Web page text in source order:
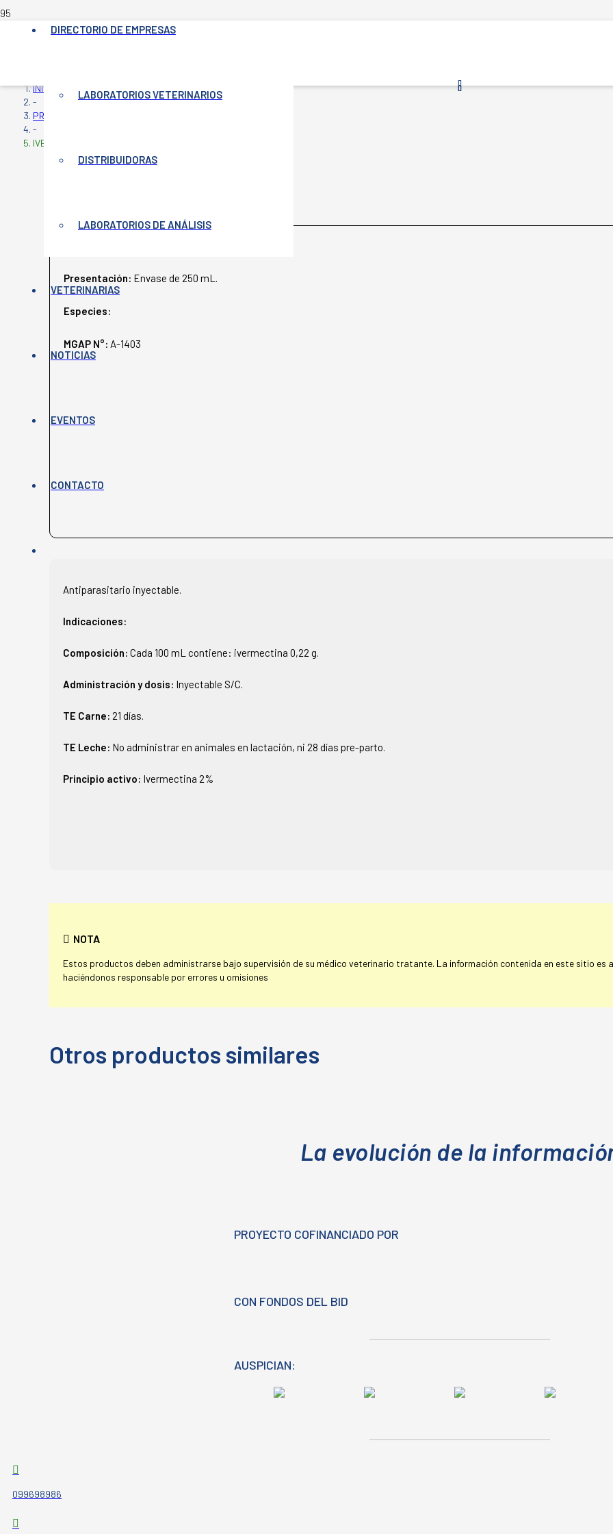
DIRECTORIO DE EMPRESAS
LABORATORIOS VETERINARIOS
DISTRIBUIDORAS
LABORATORIOS DE ANÁLISIS
VETERINARIAS
NOTICIAS
EVENTOS
CONTACTO
INICIO
-
PRODUCTOS VETERINARIOS
-
IVERMIC OVINOS 0,22%
Presentación: Envase de 250 mL.
Especies:
MGAP N°: A-1403
Antiparasitario inyectable.
Indicaciones:
Composición: Cada 100 mL contiene: ivermectina 0,22 g.
Administración y dosis: Inyectable S/C.
TE Carne: 21 días.
TE Leche: No administrar en animales en lactación, ni 28 días pre-parto.
Principio activo: Ivermectina 2%
NOTA
Estos productos deben administrarse bajo supervisión de su médico veterinario tratante. La información contenida en este sitio es
haciéndonos responsable por errores u omisiones
Otros productos similares
La evolución de la
PROYECTO COFINANCIADO POR
CON FONDOS DEL BID
AUSPICIAN:
099698986